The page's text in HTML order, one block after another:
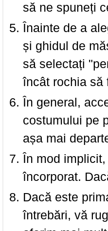
să ne spuneți
Înainte de a
și ghidul de
să selectați
încât rochia să
În general,
costumului pe
așa mai
În mod
încorporat.
Dacă este
întrebări, vă